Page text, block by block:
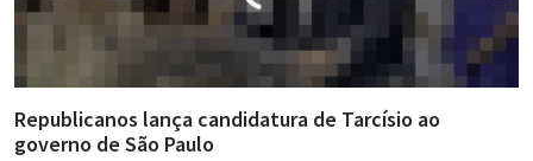
Republicanos lança candidatura de Tarcísio ao
governo de São Paulo